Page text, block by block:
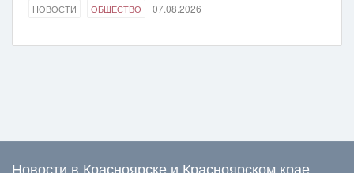
НОВОСТИ ОБЩЕСТВО 07.08.2026
Новости в Красноярске и Красноярском крае